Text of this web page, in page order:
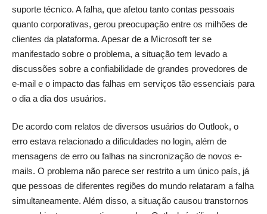
suporte técnico. A falha, que afetou tanto contas pessoais
quanto corporativas, gerou preocupação entre os milhões de
clientes da plataforma. Apesar de a Microsoft ter se
manifestado sobre o problema, a situação tem levado a
discussões sobre a confiabilidade de grandes provedores de
e-mail e o impacto das falhas em serviços tão essenciais para
o dia a dia dos usuários.
De acordo com relatos de diversos usuários do Outlook, o
erro estava relacionado a dificuldades no login, além de
mensagens de erro ou falhas na sincronização de novos e-
mails. O problema não parece ser restrito a um único país, já
que pessoas de diferentes regiões do mundo relataram a falha
simultaneamente. Além disso, a situação causou transtornos